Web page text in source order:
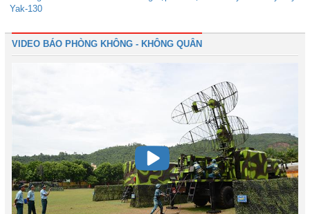
Yak-130
VIDEO BÁO PHÒNG KHÔNG - KHÔNG QUÂN